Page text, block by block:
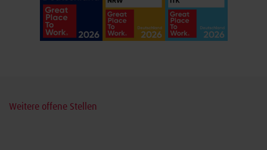
Weitere offene Stellen